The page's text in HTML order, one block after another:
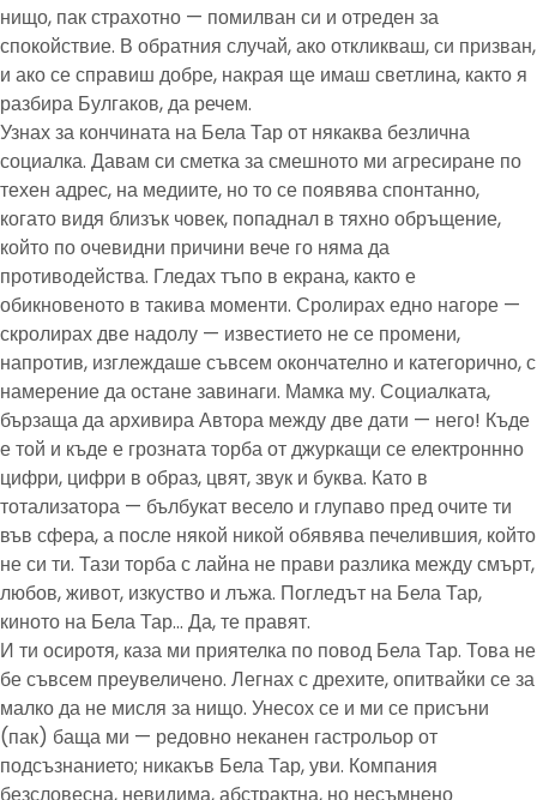
нищо, пак страхотно — помилван си и отреден за
спокойствие. В обратния случай, ако откликваш, си призван,
и ако се справиш добре, накрая ще имаш светлина, както я
разбира Булгаков, да речем.
Узнах за кончината на Бела Тар от някаква безлична
социалка. Давам си сметка за смешното ми агресиране по
техен адрес, на медиите, но то се появява спонтанно,
когато видя близък човек, попаднал в тяхно обръщение,
който по очевидни причини вече го няма да
противодейства. Гледах тъпо в екрана, както е
обикновеното в такива моменти. Сролирах едно нагоре —
скролирах две надолу — известието не се промени,
напротив, изглеждаше съвсем окончателно и категорично, с
намерение да остане завинаги. Мамка му. Социалката,
бързаща да архивира Автора между две дати — него! Къде
е той и къде е грозната торба от джуркащи се електроннно
цифри, цифри в образ, цвят, звук и буква. Като в
тотализатора — бълбукат весело и глупаво пред очите ти
във сфера, а после някой никой обявява печелившия, който
не си ти. Тази торба с лайна не прави разлика между смърт,
любов, живот, изкуство и лъжа. Погледът на Бела Тар,
киното на Бела Тар… Да, те правят.
И ти осиротя, каза ми приятелка по повод Бела Тар. Това не
бе съвсем преувеличено. Легнах с дрехите, опитвайки се за
малко да не мисля за нищо. Унесох се и ми се присъни
(пак) баща ми — редовно неканен гастрольор от
подсъзнанието; никакъв Бела Тар, уви. Компания